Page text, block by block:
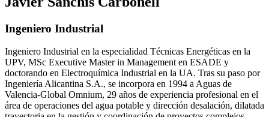
Ingeniero Industrial
Ingeniero Industrial en la especialidad Técnicas Energéticas en la
UPV, MSc Executive Master in Management en ESADE y
doctorando en Electroquímica Industrial en la UA. Tras su paso por
Ingeniería Alicantina S.A., se incorpora en 1994 a Aguas de
Valencia-Global Omnium, 29 años de experiencia profesional en el
área de operaciones del agua potable y dirección desalación, dilatada